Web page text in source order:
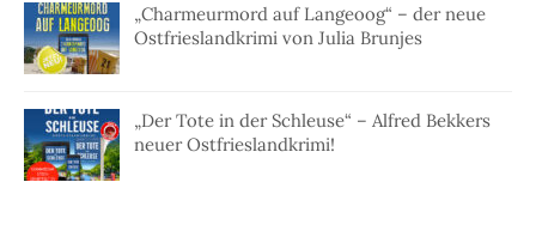
„Charmeurmord auf Langeoog“ – der neue
Ostfrieslandkrimi von Julia Brunjes
„Der Tote in der Schleuse“ – Alfred Bekkers
neuer Ostfrieslandkrimi!